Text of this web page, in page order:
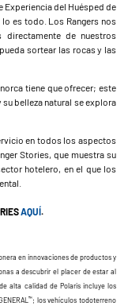
Experiencia del Huésped de
es todo. Los Rangers nos
directamente de nuestros
sortear las rocas y las
tiene que ofrecer; este
belleza natural se explora
en todos los aspectos
Stories, que muestra su
hotelero, en el que los
AQUÍ.
en innovaciones de productos y
a descubrir el placer de estar al
alta calidad de Polaris incluye los
™; los vehículos todoterreno